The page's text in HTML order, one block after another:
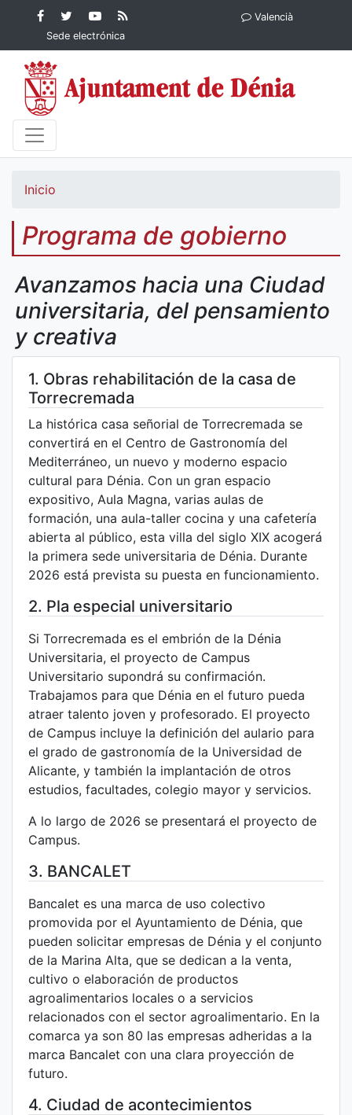
Contenido principalFacebook
Ayuntamiento de
Dénia
Ayuntamiento
de Dénia
YouTube
Ayuntamiento
de Dénia
Ayuntamiento
Sede electrónica
Valencià
Inicio
Programa de gobierno
Avanzamos hacia una Ciudad
universitaria, del pensamiento
y creativa
1. Obras rehabilitación de la casa de
Torrecremada
La histórica casa señorial de Torrecremada se
convertirá en el Centro de Gastronomía del
Mediterráneo, un nuevo y moderno espacio
cultural para Dénia. Con un gran espacio
expositivo, Aula Magna, varias aulas de
formación, una aula-taller cocina y una cafetería
abierta al público, esta villa del siglo XIX acogerá
la primera sede universitaria de Dénia. Durante
2026 está prevista su puesta en funcionamiento.
2. Pla especial universitario
Si Torrecremada es el embrión de la Dénia
Universitaria, el proyecto de Campus
Universitario supondrá su confirmación.
Trabajamos para que Dénia en el futuro pueda
atraer talento joven y profesorado. El proyecto
de Campus incluye la definición del aulario para
el grado de gastronomía de la Universidad de
Alicante, y también la implantación de otros
estudios, facultades, colegio mayor y servicios.
A lo largo de 2026 se presentará el proyecto de
Campus.
3. BANCALET
Bancalet es una marca de uso colectivo
promovida por el Ayuntamiento de Dénia, que
pueden solicitar empresas de Dénia y el conjunto
de la Marina Alta, que se dedican a la venta,
cultivo o elaboración de productos
agroalimentarios locales o a servicios
relacionados con el sector agroalimentario. En la
comarca ya son 80 las empresas adheridas a la
marca Bancalet con una clara proyección de
futuro.
4. Ciudad de acontecimientos